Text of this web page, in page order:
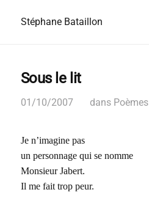
Stéphane Bataillon
Sous le lit
01/10/2007 dans Poèmes
Je n’imagine pas
un personnage qui se nomme
Monsieur Jabert.
Il me fait trop peur.